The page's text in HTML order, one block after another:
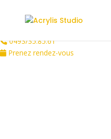
infection. * However, the
0493/35.85.61
Prenez rendez-vous